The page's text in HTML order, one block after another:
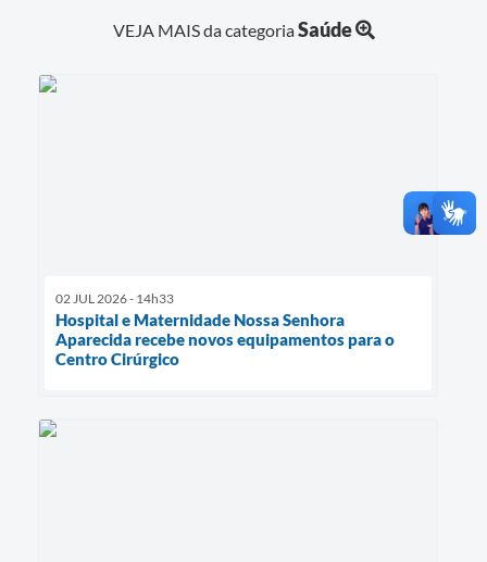
VEJA MAIS da categoriaSaúde
02 JUL 2026 - 14h33
Hospital e Maternidade Nossa Senhora
Aparecida recebe novos equipamentos para o
Centro Cirúrgico